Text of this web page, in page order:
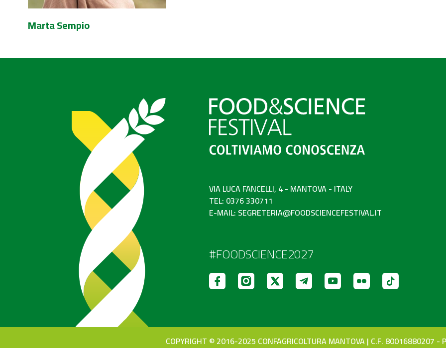
Marta Sempio
VIA LUCA FANCELLI, 4 - MANTOVA - ITALY
TEL: 0376 330711
E-MAIL: SEGRETERIA@FOODSCIENCEFESTIVAL.IT
#FOODSCIENCE2027
COPYRIGHT © 2016-2025 CONFAGRICOLTURA MANTOVA | C.F. 80016880207 -